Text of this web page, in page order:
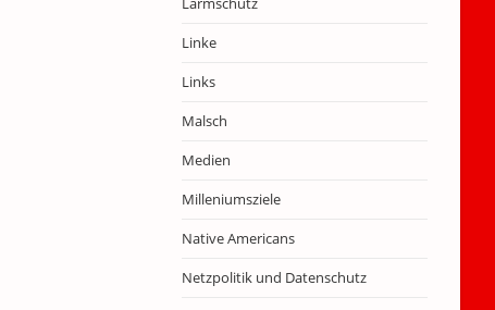
Linke
Links
Malsch
Medien
Milleniumsziele
Native Americans
Netzpolitik und Datenschutz